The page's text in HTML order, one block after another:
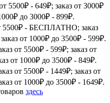
5500₽ - 649₽; заказ от 3000₽
до 3000₽ - 899₽.
5500₽ - БЕСПЛАТНО; заказ
от 1000₽ до 3500₽ - 599₽.
от 5500₽ - 599₽; заказ от
от 1000₽ до 3500₽ - 849₽.
от 5500₽ - 1449₽; заказ от
от 1000₽ до 3500₽ - 1649₽.
здесь